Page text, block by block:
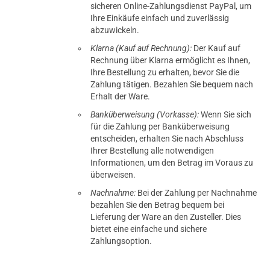
sicheren Online-Zahlungsdienst PayPal, um
Ihre Einkäufe einfach und zuverlässig
abzuwickeln.
Klarna (Kauf auf Rechnung): Der Kauf auf
Rechnung über Klarna ermöglicht es Ihnen,
Ihre Bestellung zu erhalten, bevor Sie die
Zahlung tätigen. Bezahlen Sie bequem nach
Erhalt der Ware.
Banküberweisung (Vorkasse):Wenn Sie sich
für die Zahlung per Banküberweisung
entscheiden, erhalten Sie nach Abschluss
Ihrer Bestellung alle notwendigen
Informationen, um den Betrag im Voraus zu
überweisen.
Nachnahme: Bei der Zahlung per Nachnahme
bezahlen Sie den Betrag bequem bei
Lieferung der Ware an den Zusteller. Dies
bietet eine einfache und sichere
Zahlungsoption.